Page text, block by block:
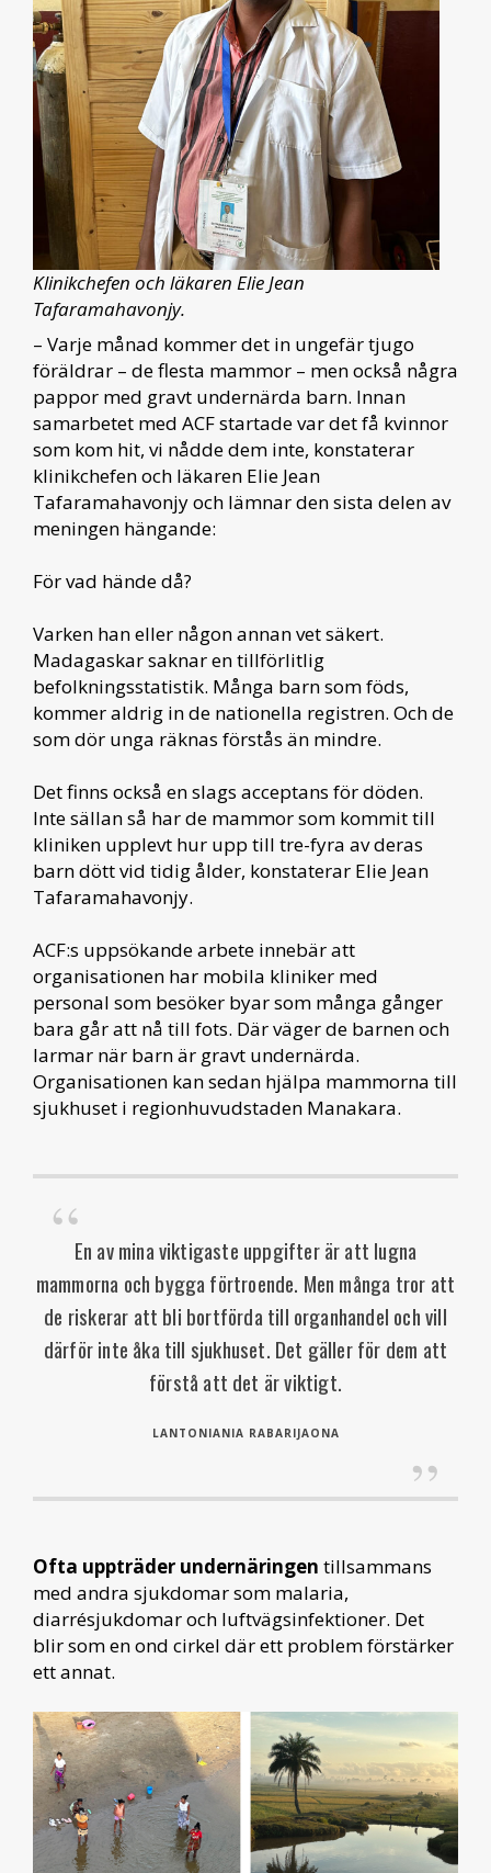
Klinikchefen och läkaren Elie Jean
Tafaramahavonjy.
– Varje månad kommer det in ungefär tjugo
föräldrar – de flesta mammor – men också några
pappor med gravt undernärda barn. Innan
samarbetet med ACF startade var det få kvinnor
som kom hit, vi nådde dem inte, konstaterar
klinikchefen och läkaren Elie Jean
Tafaramahavonjy och lämnar den sista delen av
meningen hängande:
För vad hände då?
Varken han eller någon annan vet säkert.
Madagaskar saknar en tillförlitlig
befolkningsstatistik. Många barn som föds,
kommer aldrig in de nationella registren. Och de
som dör unga räknas förstås än mindre.
Det finns också en slags acceptans för döden.
Inte sällan så har de mammor som kommit till
kliniken upplevt hur upp till tre-fyra av deras
barn dött vid tidig ålder, konstaterar Elie Jean
Tafaramahavonjy.
ACF:s uppsökande arbete innebär att
organisationen har mobila kliniker med
personal som besöker byar som många gånger
bara går att nå till fots. Där väger de barnen och
larmar när barn är gravt undernärda.
Organisationen kan sedan hjälpa mammorna till
sjukhuset i regionhuvudstaden Manakara.
En av mina viktigaste uppgifter är att lugna
mammorna och bygga förtroende. Men många tror att
de riskerar att bli bortförda till organhandel och vill
därför inte åka till sjukhuset. Det gäller för dem att
förstå att det är viktigt.
LANTONIANIA RABARIJAONA
Ofta uppträder undernäringen tillsammans
med andra sjukdomar som malaria,
diarrésjukdomar och luftvägsinfektioner. Det
blir som en ond cirkel där ett problem förstärker
ett annat.